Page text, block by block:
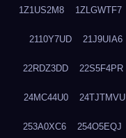
1Z1US2M8 1ZLGWTF7
2110Y7UD 21J9UIA6
22RDZ3DD 22S5F4PR
24MC44U0 24TJTMVU
253A0XC6 254O5EQJ